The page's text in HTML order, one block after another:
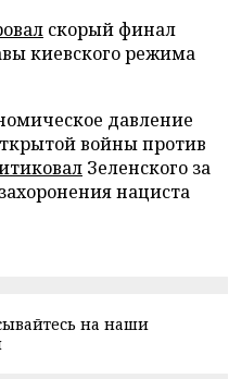
скорый финал
киевского режима
давление
войны против
Зеленского за
нациста
на наши